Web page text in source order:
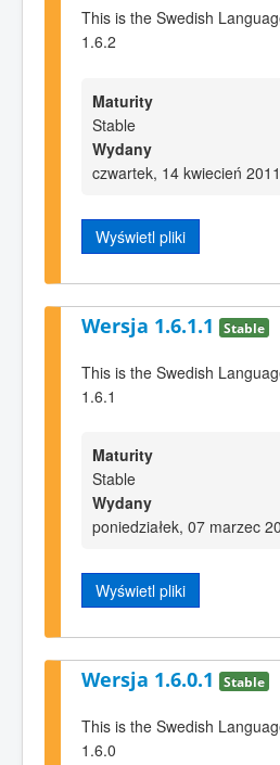
This is the Swedish
1.6.2
Maturity
Stable
Wydany
czwartek, 14 kwiecień
Wyświetl pliki
Wersja 1.6.1.1 Stable
This is the Swedish
1.6.1
Maturity
Stable
Wydany
poniedziałek, 07 marzec
Wyświetl pliki
Wersja 1.6.0.1 Stable
This is the Swedish
1.6.0